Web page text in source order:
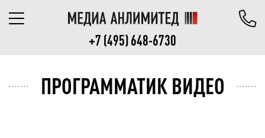
+7 (495) 648-6730
ПРОГРАММАТИК ВИДЕО